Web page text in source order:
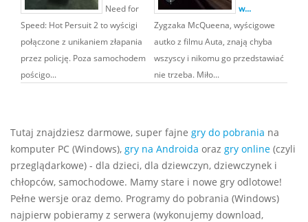
Need for
Speed: Hot Persuit 2 to wyścigi
połączone z unikaniem złapania
przez policję. Poza samochodem
pościgo...
w...
Zygzaka McQueena, wyścigowe
autko z filmu Auta, znają chyba
wszyscy i nikomu go przedstawiać
nie trzeba. Miło...
Tutaj znajdziesz darmowe, super fajne gry do pobrania na
komputer PC (Windows), gry na Androida oraz gry online (czyli
przeglądarkowe) - dla dzieci, dla dziewczyn, dziewczynek i
chłopców, samochodowe. Mamy stare i nowe gry odlotowe!
Pełne wersje oraz demo. Programy do pobrania (Windows)
najpierw pobieramy z serwera (wykonujemy download,